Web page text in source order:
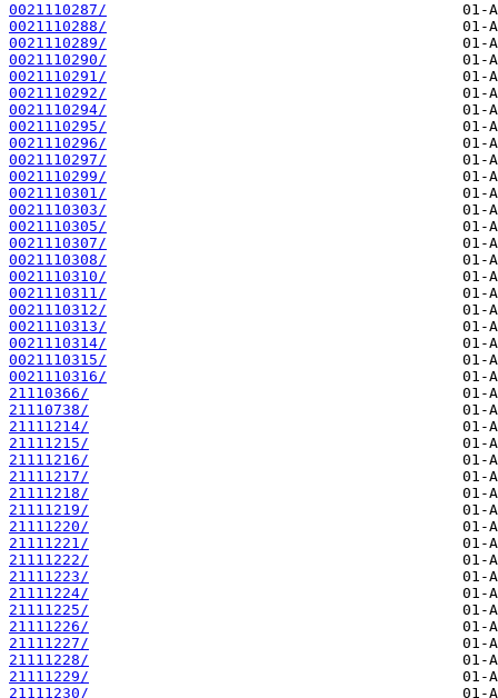
0021110287/
0021110288/
0021110289/
0021110290/
0021110291/
0021110292/
0021110294/
0021110295/
0021110296/
0021110297/
0021110299/
0021110301/
0021110303/
0021110305/
0021110307/
0021110308/
0021110310/
0021110311/
0021110312/
0021110313/
0021110314/
0021110315/
0021110316/
21110366/
21110738/
21111214/
21111215/
21111216/
21111217/
21111218/
21111219/
21111220/
21111221/
21111222/
21111223/
21111224/
21111225/
21111226/
21111227/
21111228/
21111229/
21111230/